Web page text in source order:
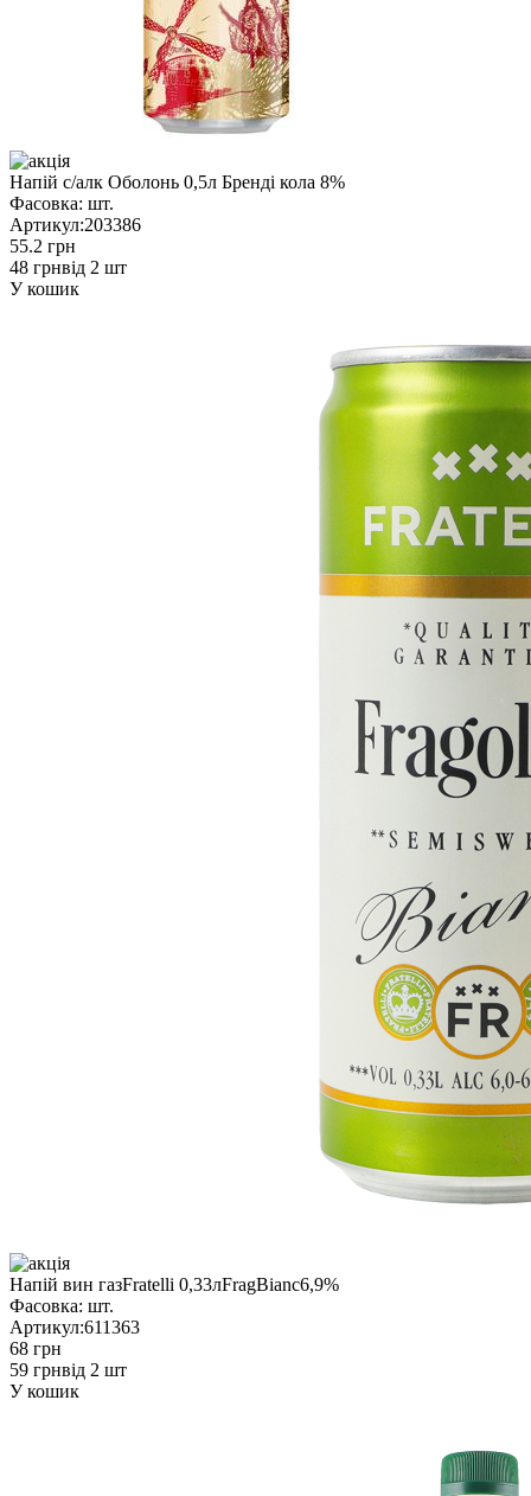
Напій с/алк Оболонь 0,5л Бренді кола 8%
Фасовка: шт.
Артикул:203386
55.2 грн
48 грнвід 2 шт
У кошик
Напій вин газFratelli 0,33лFragBianc6,9%
Фасовка: шт.
Артикул:611363
68 грн
59 грнвід 2 шт
У кошик